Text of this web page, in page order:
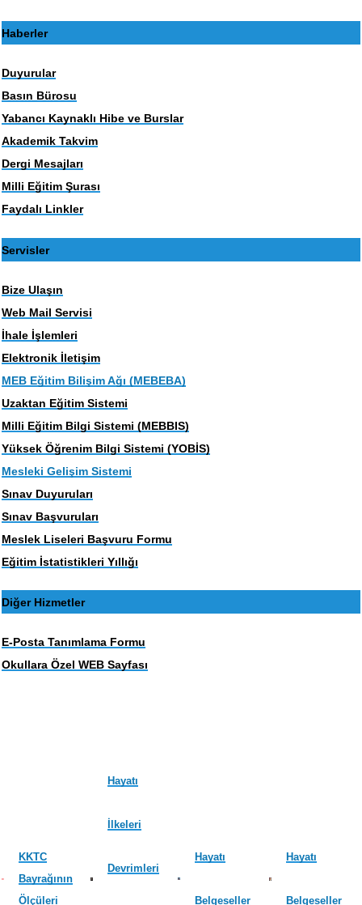
Haberler
Duyurular
Basın Bürosu
Yabancı Kaynaklı Hibe ve Burslar
Akademik Takvim
Dergi Mesajları
Milli Eğitim Şurası
Faydalı Linkler
Servisler
Bize Ulaşın
Web Mail Servisi
İhale İşlemleri
Elektronik İletişim
MEB Eğitim Bilişim Ağı (MEBEBA)
Uzaktan Eğitim Sistemi
Milli Eğitim Bilgi Sistemi (MEBBIS)
Yüksek Öğrenim Bilgi Sistemi (YOBİS)
Mesleki Gelişim Sistemi
Sınav Duyuruları
Sınav Başvuruları
Meslek Liseleri Başvuru Formu
Eğitim İstatistikleri Yıllığı
Diğer Hizmetler
E-Posta Tanımlama Formu
Okullara Özel WEB Sayfası
KKTC
Bayrağının
Ölçüleri
Hayatı
İlkeleri
Devrimleri
Hayatı
Belgeseller
Hayatı
Belgeseller